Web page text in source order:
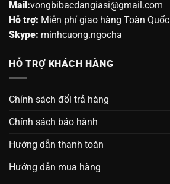
Mail:vongbibacdangiasi@gmail.com
Hỗ trợ: Miễn phí giao hàng Toàn Quốc
Skype: minhcuong.ngocha
HỖ TRỢ KHÁCH HÀNG
Chính sách đổi trả hàng
Chính sách bảo hành
Hướng dẫn thanh toán
Hướng dẫn mua hàng